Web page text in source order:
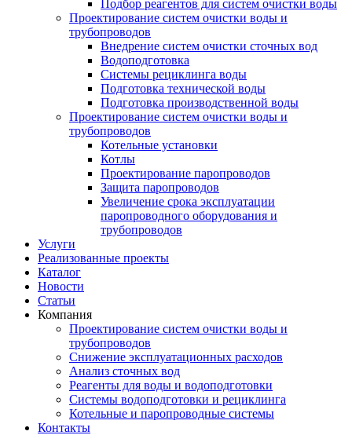
Подбор реагентов для систем очистки воды
Проектирование систем очистки воды и
трубопроводов
Внедрение систем очистки сточных вод
Водоподготовка
Системы рециклинга воды
Подготовка технической воды
Подготовка производственной воды
Проектирование систем очистки воды и
трубопроводов
Котельные установки
Котлы
Проектирование паропроводов
Защита паропроводов
Увеличение срока эксплуатации
паропроводного оборудования и
трубопроводов
Услуги
Реализованные проекты
Каталог
Новости
Статьи
Компания
Проектирование систем очистки воды и
трубопроводов
Снижение эксплуатационных расходов
Анализ сточных вод
Реагенты для воды и водоподготовки
Системы водоподготовки и рециклинга
Котельные и паропроводные системы
Контакты